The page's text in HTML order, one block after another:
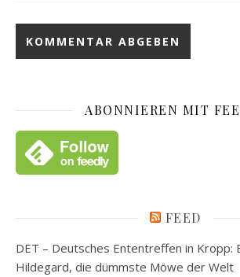
ABONNIEREN MIT
FEED
DET – Deutsches Ententreffen in Kropp:
Hildegard, die dümmste Möwe der Welt